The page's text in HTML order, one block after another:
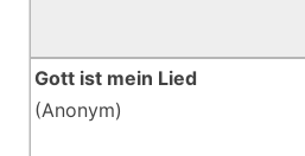
Gott ist mein Lied
(Anonym)